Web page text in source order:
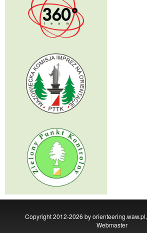
Copyright 2012-2026 by
Webmaster